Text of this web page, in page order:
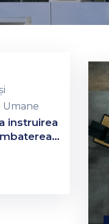
Umane
instruirea